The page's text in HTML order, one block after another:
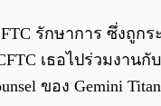
รักษาการ ซึ่งถูกร
เธอไปร่วมงาน
ของ Gemini